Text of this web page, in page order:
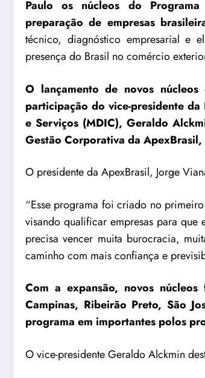
Paulo os núcleos do
preparação de empresas
técnico, diagnóstico empresarial e
presença do Brasil no comércio
O lançamento de novos
participação do vice-presidente
e Serviços (MDIC), Geraldo
Gestão Corporativa da
O presidente da ApexBrasil, Jorge
“Esse programa foi criado no
visando qualificar empresas para que
precisa vencer muita burocracia,
caminho com mais confiança e
Com a expansão, novos
Campinas, Ribeirão Preto, São
programa em importantes polos
O vice-presidente Geraldo Alckmin